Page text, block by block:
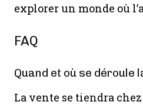
explorer un monde où
FAQ
Quand et où se déroule
La vente se tiendra